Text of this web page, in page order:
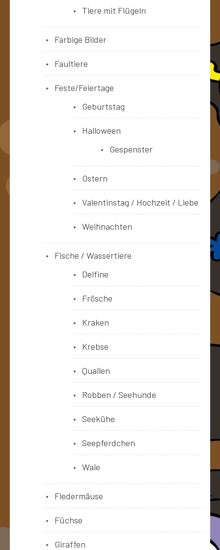
Tiere mit Flügeln
Farbige Bilder
Faultiere
Feste/Feiertage
Geburtstag
Halloween
Gespenster
Ostern
Valentinstag / Hochzeit / Liebe
Weihnachten
Fische / Wassertiere
Delfine
Frösche
Kraken
Krebse
Quallen
Robben / Seehunde
Seekühe
Seepferdchen
Wale
Fledermäuse
Füchse
Giraffen